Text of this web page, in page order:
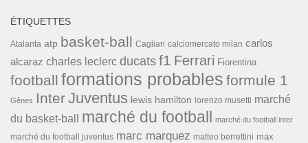
ÉTIQUETTES
Atalanta atp basket-ball Cagliari calciomercato milan carlos
alcaraz charles leclerc ducats f1 Ferrari Fiorentina
football formations probables formule 1
Gênes InterJuventus lewis hamilton lorenzo musetti marché
du basket-ball
marché du football marché du football inter
marché du football juventus marc marquez matteo berrettini max